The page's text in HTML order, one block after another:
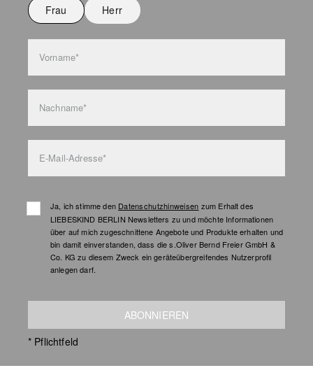
Frau Herr
Vorname*
Nachname*
E-Mail-Adresse*
Ja, ich stimme den Datenschutzhinweisen zum Erhalt des
LIEBESKIND BERLIN Newsletters zu und möchte Informationen
über auf mich zugeschnittene Angebote und Produkte erhalten und
bin damit einverstanden, dass die s.Oliver Bernd Freier GmbH &
Co. KG zu diesem Zweck ein geräteübergreifendes Nutzerprofil
anlegen darf.
ABONNIEREN
* Pflichtfeld